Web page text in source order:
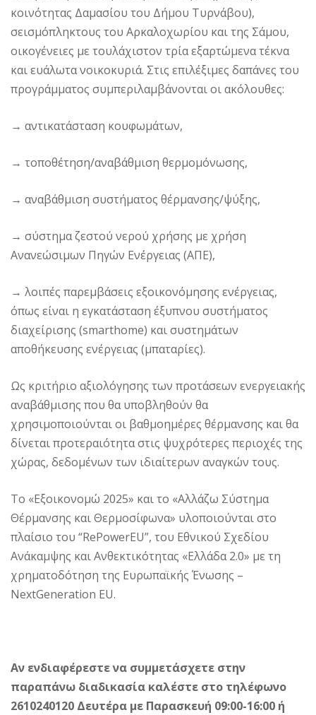
κοινότητας Δαμασίου του Δήμου Τυρνάβου),
σεισμόπληκτους του Αρκαλοχωρίου και της Σάμου,
οικογένειες με τουλάχιστον τρία εξαρτώμενα τέκνα
και ευάλωτα νοικοκυριά. Στις επιλέξιμες δαπάνες του
προγράμματος συμπεριλαμβάνονται οι ακόλουθες:
→ αντικατάσταση κουφωμάτων,
→ τοποθέτηση/αναβάθμιση θερμομόνωσης,
→ αναβάθμιση συστήματος θέρμανσης/ψύξης,
→ σύστημα ζεστού νερού χρήσης με χρήση
Ανανεώσιμων Πηγών Ενέργειας (ΑΠΕ),
→ λοιπές παρεμβάσεις εξοικονόμησης ενέργειας,
όπως είναι η εγκατάσταση έξυπνου συστήματος
διαχείρισης (smarthome) και συστημάτων
αποθήκευσης ενέργειας (μπαταρίες).
Ως κριτήριο αξιολόγησης των προτάσεων ενεργειακής
αναβάθμισης που θα υποβληθούν θα
χρησιμοποιούνται οι βαθμοημέρες θέρμανσης και θα
δίνεται προτεραιότητα στις ψυχρότερες περιοχές της
χώρας, δεδομένων των ιδιαίτερων αναγκών τους.
Το «Εξοικονομώ 2025» και το «Αλλάζω Σύστημα
Θέρμανσης και Θερμοσίφωνα» υλοποιούνται στο
πλαίσιο του “RePowerEU”, του Εθνικού Σχεδίου
Ανάκαμψης και Ανθεκτικότητας «Ελλάδα 2.0» με τη
χρηματοδότηση της Ευρωπαϊκής Ένωσης –
NextGeneration EU.
Αν ενδιαφέρεστε να συμμετάσχετε στην
παραπάνω διαδικασία καλέστε στο τηλέφωνο
2610240120 Δευτέρα με Παρασκευή 09:00-16:00 ή